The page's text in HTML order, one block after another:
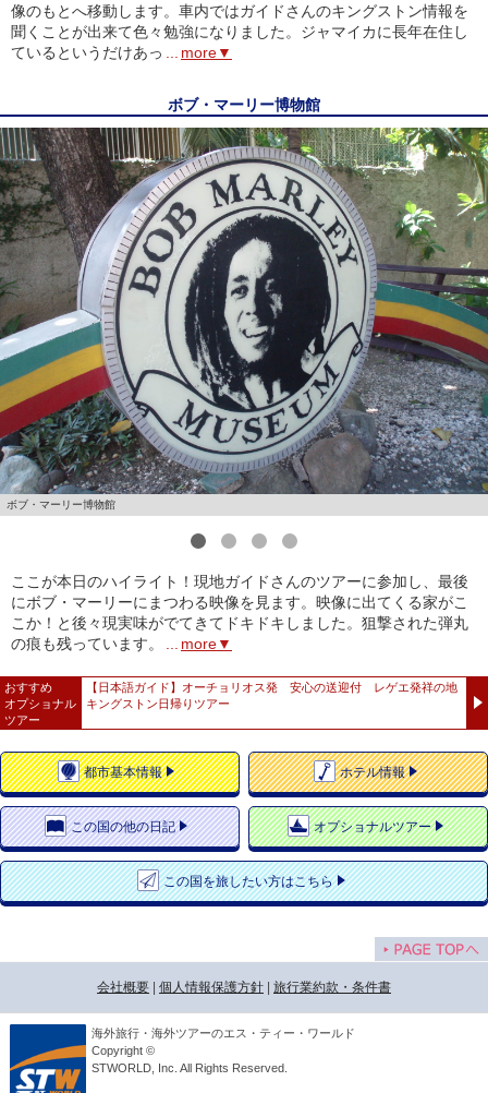
像のもとへ移動します。車内ではガイドさんのキングストン情報を
聞くことが出来て色々勉強になりました。ジャマイカに長年在住し
ているというだけあっ
more▼
ボブ・マーリー博物館
ボブ・マーリー博物館
ここが本日のハイライト！現地ガイドさんのツアーに参加し、最後
にボブ・マーリーにまつわる映像を見ます。映像に出てくる家がこ
こか！と後々現実味がでてきてドキドキしました。狙撃された弾丸
の痕も残っています。
more▼
おすすめ
オプショナル
ツアー
【日本語ガイド】オーチョリオス発 安心の送迎付 レゲエ発祥の地
キングストン日帰りツアー
都市基本情報 ホテル情報
この国の他の日記 オプショナルツアー
この国を旅したい方はこちら
会社概要 | 個人情報保護方針 | 旅行業約款・条件書
海外旅行・海外ツアーのエス・ティー・ワールド
Copyright ©
STWORLD, Inc. All Rights Reserved.